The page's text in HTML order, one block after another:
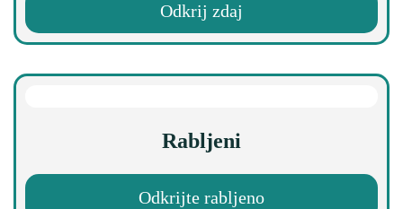
Odkrij zdaj
Rabljeni
Odkrijte rabljeno